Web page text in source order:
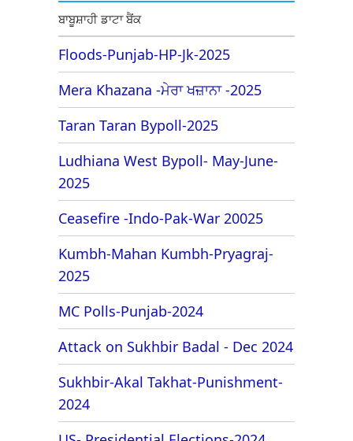
ਬਾਬੂਸ਼ਾਹੀ ਡਾਟਾ ਬੈਂਕ
Floods-Punjab-HP-Jk-2025
Mera Khazana -ਮੇਰਾ ਖਜ਼ਾਨਾ -2025
Taran Taran Bypoll-2025
Ludhiana West Bypoll- May-June-
2025
Ceasefire -Indo-Pak-War 20025
Kumbh-Mahan Kumbh-Pryagraj-
2025
MC Polls-Punjab-2024
Attack on Sukhbir Badal - Dec 2024
Sukhbir-Akal Takhat-Punishment-
2024